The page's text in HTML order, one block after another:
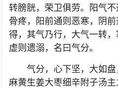
转膀胱，荣卫俱劳。阳气
骨疼，阳前通则恶寒，阴
得，其气乃行，大气一转，
虚则遗溺，名曰气分。
气分，心下坚，大如
麻黄生姜大枣细辛附子汤主